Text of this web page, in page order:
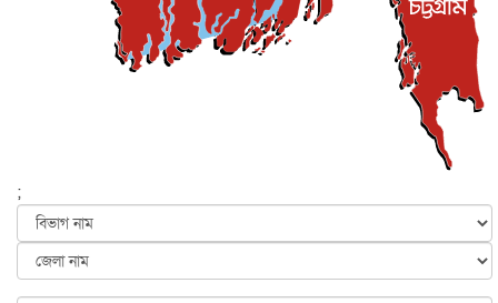
বেনজীর আহমেদের সঙ্গে পরীমনির ঘনিষ্ঠ সম্পর্ক ছিল : নাসির
মাহম...
জাতীয় ৫ আগস্ট, ২০২৬
হরমুজ নিয়ে ইরান-মার্কিন চুক্তি হতে পারে আজ : মার্কিন অর্থমন...
৫ আগস্ট, ২০২৬
পৃথিবীর দিকে আসছে বিধ্বংসী বস্তু, পারমাণবিক বোমা দিয়ে করা
আন্তর্জাতিক ৫ আগস্ট, ২০২৬
কেনিয়ায় ১৫ হাতির রহস্যজনক মৃত্যু, সন্দেহের মুখে কীটনাশকের
;